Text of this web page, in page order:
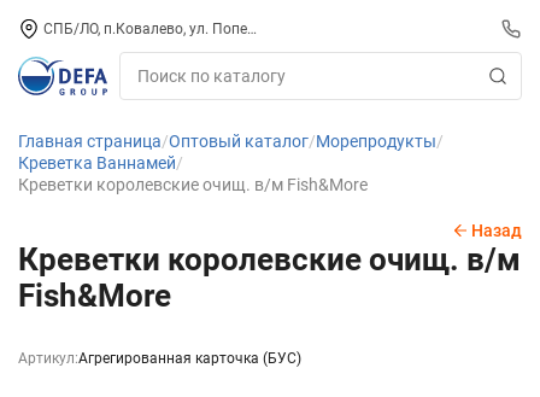
СПБ/ЛО, п.Ковалево, ул. Поперечная, д. 15, СК «ПИРС» («МОРОЗКО»)
Главная страница Оптовый каталог Морепродукты
Креветка Ваннамей
Креветки королевские очищ. в/м Fish&More
Креветки королевские очищ. в/м
Fish&More
Назад
Артикул:Агрегированная карточка (БУС)